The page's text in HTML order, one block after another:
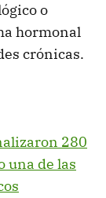
o
hormonal
crónicas.
280
una de las